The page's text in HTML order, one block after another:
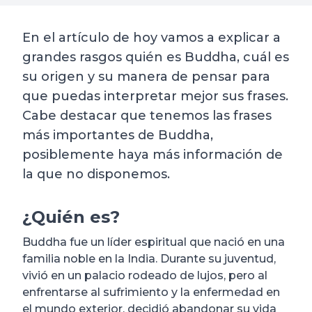
En el artículo de hoy vamos a explicar a
grandes rasgos quién es Buddha, cuál es
su origen y su manera de pensar para
que puedas interpretar mejor sus frases.
Cabe destacar que tenemos las frases
más importantes de Buddha,
posiblemente haya más información de
la que no disponemos.
¿Quién es?
Buddha fue un líder espiritual que nació en una
familia noble en la India. Durante su juventud,
vivió en un palacio rodeado de lujos, pero al
enfrentarse al sufrimiento y la enfermedad en
el mundo exterior, decidió abandonar su vida